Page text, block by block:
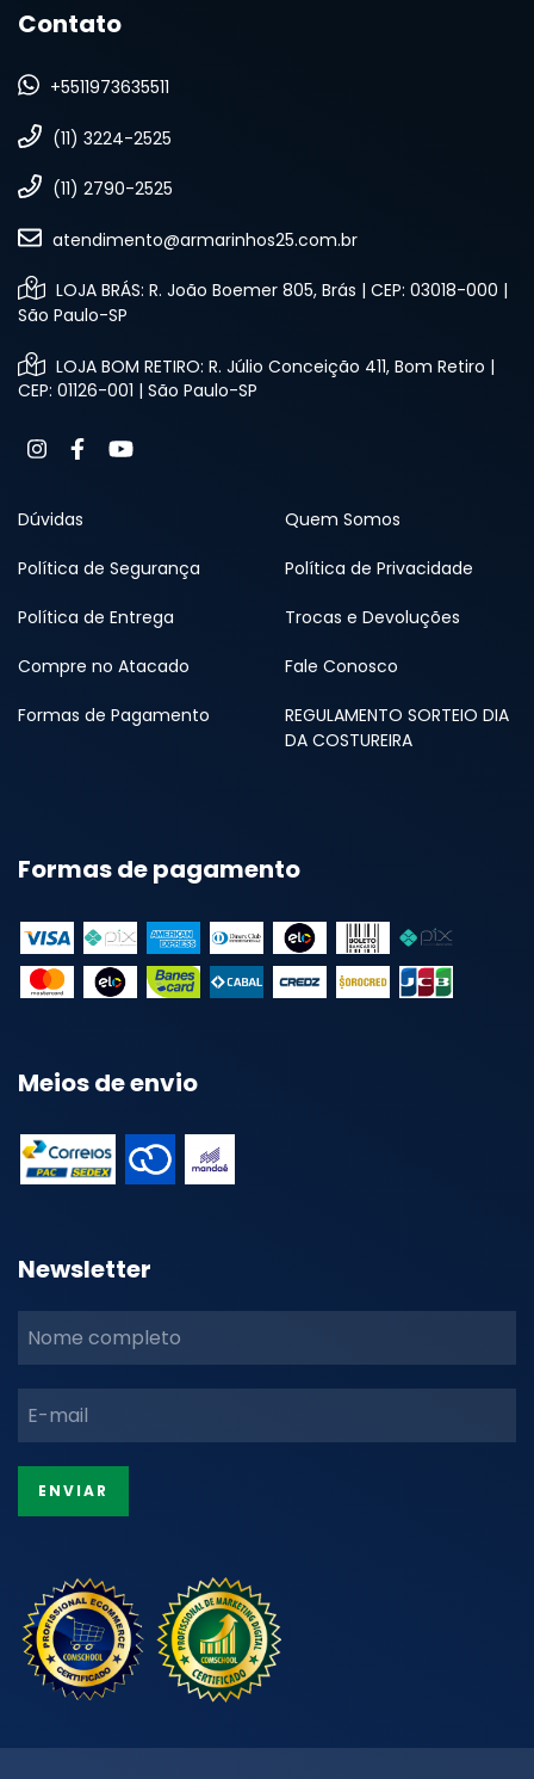
Contato
+5511973635511
(11) 3224-2525
(11) 2790-2525
atendimento@armarinhos25.com.br
LOJA BRÁS: R. João Boemer 805, Brás | CEP: 03018-000 |
São Paulo-SP
LOJA BOM RETIRO: R. Júlio Conceição 411, Bom Retiro |
CEP: 01126-001 | São Paulo-SP
Dúvidas Quem Somos
Política de Segurança Política de Privacidade
Política de Entrega Trocas e Devoluções
Compre no Atacado Fale Conosco
Formas de Pagamento
REGULAMENTO SORTEIO DIA
DA COSTUREIRA
Formas de pagamento
Meios de envio
Newsletter